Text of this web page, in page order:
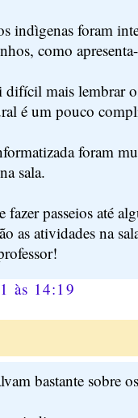
indìgenas foram
como
mais lembrar
é um pouco
foram
sala.
fazer passeios até
as atividades na
às 14:19
bastante sobre